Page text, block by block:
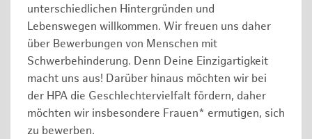
unterschiedlichen Hintergründen und
Lebenswegen willkommen. Wir freuen uns daher
über Bewerbungen von Menschen mit
Schwerbehinderung. Denn Deine Einzigartigkeit
macht uns aus! Darüber hinaus möchten wir bei
der HPA die Geschlechtervielfalt fördern, daher
möchten wir insbesondere Frauen* ermutigen, sich
zu bewerben.